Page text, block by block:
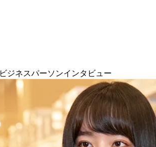
ビジネスパーソンインタビュー